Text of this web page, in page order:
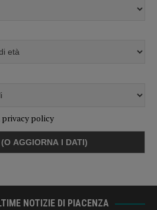
policy
NOTIZIE DI PIACENZA